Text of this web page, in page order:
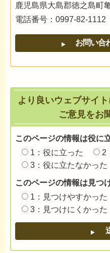
鹿児島県大島郡徳之島町
電話番号：0997-82-1112
より良いウェブサイ
ご意見をお
このページの情報は役に
1：役に立った
2
3：役に立たなかった
このページの情報は見つ
1：見つけやすかった
3：見つけにくかった